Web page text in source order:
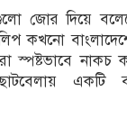
জোর দিয়ে
কখনো
স্পষ্টভাবে নাকচ
একটি